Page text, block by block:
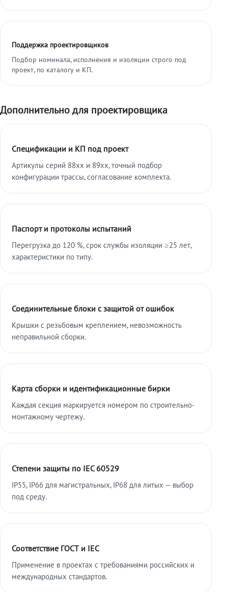
Поддержка проектировщиков
Подбор номинала, исполнения и изоляции строго под
проект, по каталогу и КП.
Дополнительно для проектировщика
Спецификации и КП под проект
Артикулы серий 88xx и 89xx, точный подбор
конфигурации трассы, согласование комплекта.
Паспорт и протоколы испытаний
Перегрузка до 120 %, срок службы изоляции ≥25 лет,
характеристики по типу.
Соединительные блоки с защитой от ошибок
Крышки с резьбовым креплением, невозможность
неправильной сборки.
Карта сборки и идентификационные бирки
Каждая секция маркируется номером по строительно-
монтажному чертежу.
Степени защиты по IEC 60529
IP55, IP66 для магистральных, IP68 для литых — выбор
под среду.
Соответствие ГОСТ и IEC
Применение в проектах с требованиями российских и
международных стандартов.